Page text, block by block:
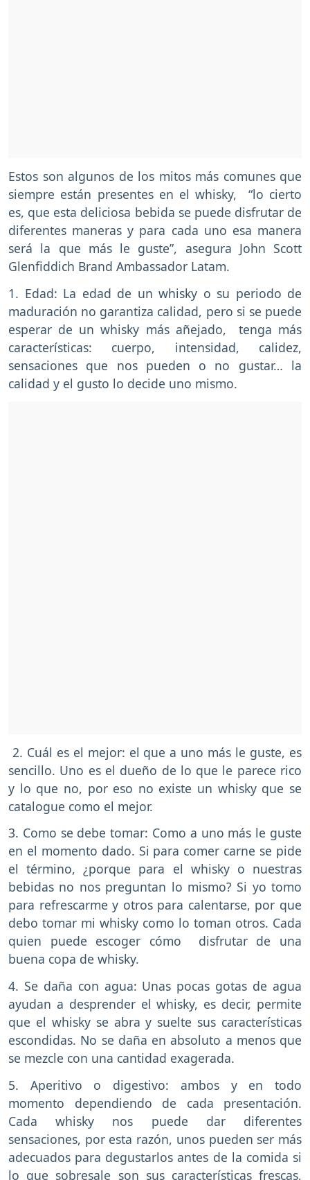
Estos son algunos de los mitos más comunes que
siempre están presentes en el whisky, “lo cierto
es, que esta deliciosa bebida se puede disfrutar de
diferentes maneras y para cada uno esa manera
será la que más le guste”, asegura John Scott
Glenfiddich Brand Ambassador Latam.
1. Edad: La edad de un whisky o su periodo de
maduración no garantiza calidad, pero si se puede
esperar de un whisky más añejado, tenga más
características: cuerpo, intensidad, calidez,
sensaciones que nos pueden o no gustar… la
calidad y el gusto lo decide uno mismo.
2. Cuál es el mejor: el que a uno más le guste, es
sencillo. Uno es el dueño de lo que le parece rico
y lo que no, por eso no existe un whisky que se
catalogue como el mejor.
3. Como se debe tomar: Como a uno más le guste
en el momento dado. Si para comer carne se pide
el término, ¿porque para el whisky o nuestras
bebidas no nos preguntan lo mismo? Si yo tomo
para refrescarme y otros para calentarse, por que
debo tomar mi whisky como lo toman otros. Cada
quien puede escoger cómo disfrutar de una
buena copa de whisky.
4. Se daña con agua: Unas pocas gotas de agua
ayudan a desprender el whisky, es decir, permite
que el whisky se abra y suelte sus características
escondidas. No se daña en absoluto a menos que
se mezcle con una cantidad exagerada.
5. Aperitivo o digestivo: ambos y en todo
momento dependiendo de cada presentación.
Cada whisky nos puede dar diferentes
sensaciones, por esta razón, unos pueden ser más
adecuados para degustarlos antes de la comida si
lo que sobresale son sus características frescas,